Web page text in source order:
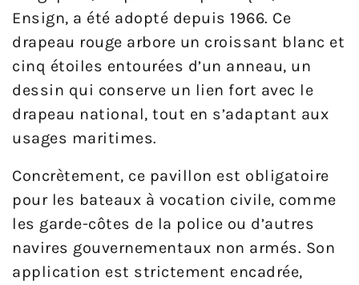
Ensign, a été adopté depuis 1966. Ce
drapeau rouge arbore un croissant blanc et
cinq étoiles entourées d’un anneau, un
dessin qui conserve un lien fort avec le
drapeau national, tout en s’adaptant aux
usages maritimes.
Concrètement, ce pavillon est obligatoire
pour les bateaux à vocation civile, comme
les garde-côtes de la police ou d’autres
navires gouvernementaux non armés. Son
application est strictement encadrée,